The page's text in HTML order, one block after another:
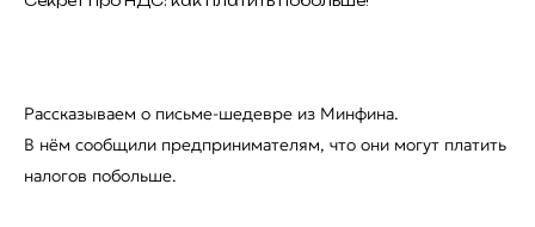
Рассказываем о письме-шедевре из Минфина.
В нём сообщили предпринимателям, что они могут платить
налогов побольше.